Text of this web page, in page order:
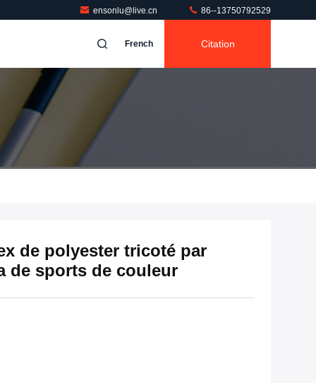
ensonlu@live.cn 86--13750792529
French Citation
de polyester tricoté par
de sports de couleur